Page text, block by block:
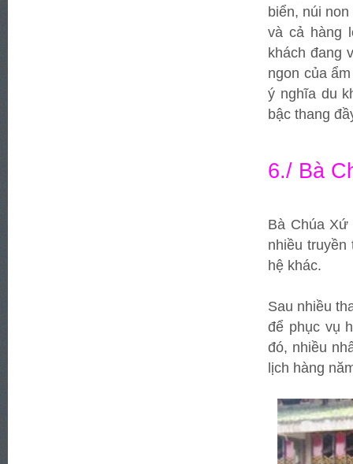
biển, núi
và cả hàng
khách đang
ngon của
ý nghĩa du
bậc thang
6./ Bà
Bà Chúa
nhiều
hệ khác.
Sau nhiều
để phục vụ
đó, nhiều
lịch hàng